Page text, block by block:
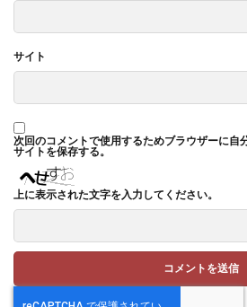
サイト
次回のコメントで使用するためブラウザーに自
サイトを保存する。
上に表示された文字を入力してください。